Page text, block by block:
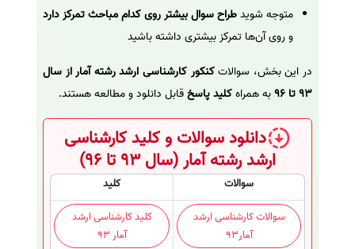
متوجه شویدطراح سوال بیشتر روی کدام مباحث تمرکز دارد
و روی آن‌ها تمرکز بیشتری داشته باشید
در این بخش، سوالاتکنکور کارشناسی ارشد رشته آمار از سال
93 تا 96
به همراهکلید پاسخقابل دانلود و مطالعه هستند.
دانلود سوالات و کلید کارشناسی
ارشد رشته آمار (سال 93 تا 96)
سوالات
کلید
سوالات کارشناسی ارشد
آمار93
کلید کارشناسی ارشد
آمار 93